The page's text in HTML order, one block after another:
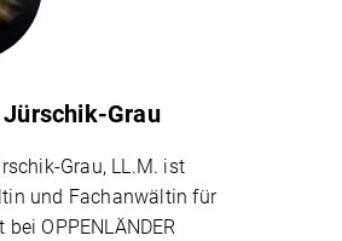
Jürschik-Grau
Grau, LL.M. ist
und Fachanwältin für
OPPENLÄNDER